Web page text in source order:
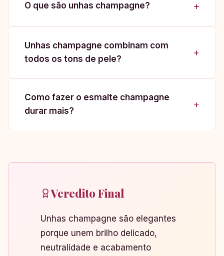
O que são unhas champagne?
Unhas champagne combinam com
todos os tons de pele?
Como fazer o esmalte champagne
durar mais?
Veredito Final
Unhas champagne são elegantes
porque unem brilho delicado,
neutralidade e acabamento